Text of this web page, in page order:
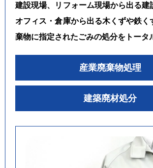
建設現場、リフォーム現場から出る建
オフィス・倉庫から出る木くずや鉄く
棄物に指定されたごみの処分をトータ
産業廃棄物処理
建築廃材処分